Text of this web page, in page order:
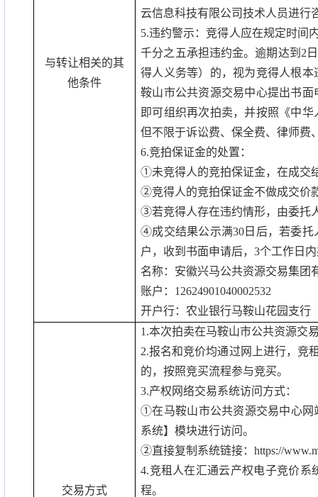
与转让相关的其
他条件
云信息科技有限公司技术人员进行
5.违约警示：竞得人应在规定时间
千分之五承担违约金。逾期达到 2
得人义务等）的，视为竞得人根
鞍山市公共资源交易中心提出书
即可组织再次拍卖，并按照《中
但不限于诉讼费、保全费、律师费
6.竞拍保证金的处置：
①未竞得人的竞拍保证金，在成交
②竞得人的竞拍保证金不做成交价
③若竞得人存在违约情形，由委托
④成交结果公示满30 日后，若委
户，收到书面申请后，3个工作日
名称：安徽兴马公共资源交易集团
账户： 12624901040002532
开户行：农业银行马鞍山花园支行
交易方式
1.本次拍卖在马鞍山市公共资源交
2.报名和竞价均通过网上进行，竞
的，按照竞买流程参与竞买。
3.产权网络交易系统访问方式：
①在马鞍山市公共资源交易中心网
系统】模块进行访问。
②直接复制系统链接：https://
4.竞租人在汇通云产权电子竞价系
程。